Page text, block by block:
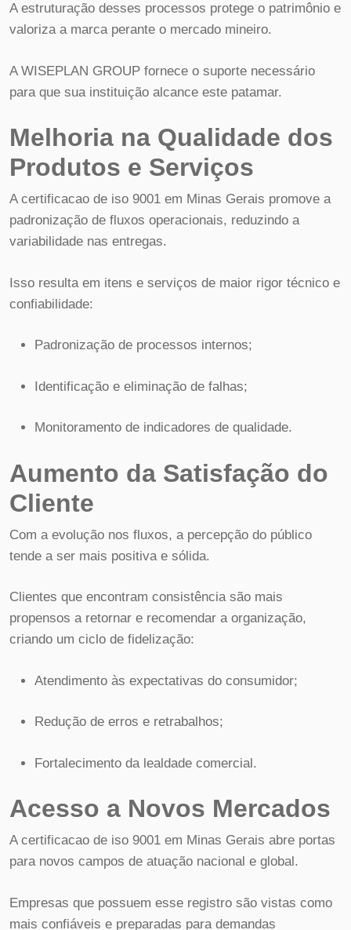
A estruturação desses processos protege o patrimônio e
valoriza a marca perante o mercado mineiro.
A WISEPLAN GROUP fornece o suporte necessário
para que sua instituição alcance este patamar.
Melhoria na Qualidade dos
Produtos e Serviços
A certificacao de iso 9001 em Minas Gerais promove a
padronização de fluxos operacionais, reduzindo a
variabilidade nas entregas.
Isso resulta em itens e serviços de maior rigor técnico e
confiabilidade:
Padronização de processos internos;
Identificação e eliminação de falhas;
Monitoramento de indicadores de qualidade.
Aumento da Satisfação do
Cliente
Com a evolução nos fluxos, a percepção do público
tende a ser mais positiva e sólida.
Clientes que encontram consistência são mais
propensos a retornar e recomendar a organização,
criando um ciclo de fidelização:
Atendimento às expectativas do consumidor;
Redução de erros e retrabalhos;
Fortalecimento da lealdade comercial.
Acesso a Novos Mercados
A certificacao de iso 9001 em Minas Gerais abre portas
para novos campos de atuação nacional e global.
Empresas que possuem esse registro são vistas como
mais confiáveis e preparadas para demandas